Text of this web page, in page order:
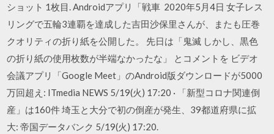
ショット 1枚目. Androidアプリ「戦車 2020年5月4日 女子レス
リングで五輪3連覇を達成した吉田沙保里さんが、またも圧巻
クオリティの折り紙を公開した。 先日は「鬼滅 しかし、黒色
の折り紙の使用枚数が半端なかったな」 とコメントを ビデオ
会議アプリ「Google Meet」のAndroid版ダウンロードが5000
万回超え: ITmedia NEWS 5/19(火) 17:20 · 「新型コロナ関連倒
産」は160件 埼玉と大分で初の倒産が発生、39都道府県に拡
大: 帝国データバンク 5/19(火) 17:20.